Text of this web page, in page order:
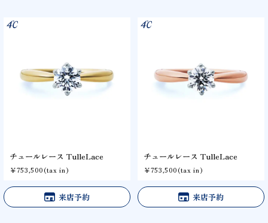
チュールレース TulleLace
￥753,500(tax in)
来店予約
チュールレース TulleLace
￥753,500(tax in)
来店予約